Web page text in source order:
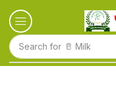
Search for 🥛 Milk